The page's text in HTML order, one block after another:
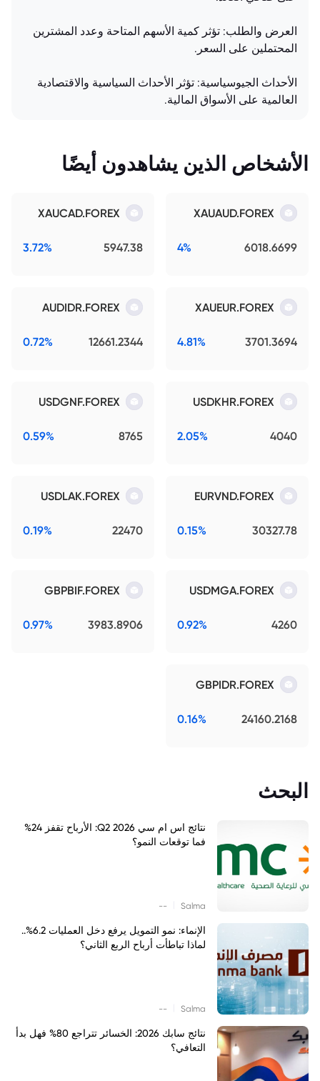
العرض والطلب: تؤثر كمية الأسهم المتاحة وعدد المشترين
المحتملين على السعر.
الأحداث الجيوسياسية: تؤثر الأحداث السياسية والاقتصادية
العالمية على الأسواق المالية.
الأشخاص الذين يشاهدون أيضًا
XAUAUD.FOREX
6018.6699
4%
XAUCAD.FOREX
5947.38
3.72%
XAUEUR.FOREX
3701.3694
4.81%
AUDIDR.FOREX
12661.2344
0.72%
USDKHR.FOREX
4040
2.05%
USDGNF.FOREX
8765
0.59%
EURVND.FOREX
30327.78
0.15%
USDLAK.FOREX
22470
0.19%
USDMGA.FOREX
4260
0.92%
GBPBIF.FOREX
3983.8906
0.97%
GBPIDR.FOREX
24160.2168
0.16%
البحث
نتائج اس ام سي Q2 2026: الأرباح تقفز 24%
فما توقعات النمو؟
Salma
--
الإنماء: نمو التمويل يرفع دخل العمليات 6.2%..
لماذا تباطأت أرباح الربع الثاني؟
Salma
--
نتائج سابك 2026: الخسائر تتراجع 80% فهل بدأ
التعافي؟